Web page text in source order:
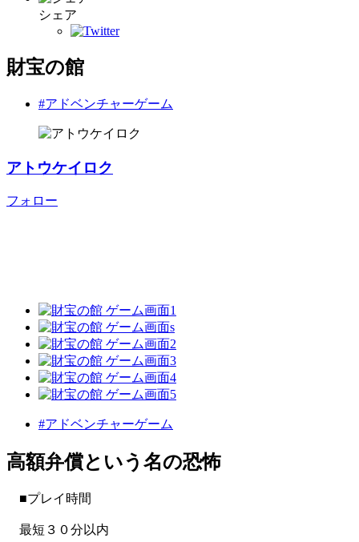
シェア
財宝の館
#アドベンチャーゲーム
アトウケイロク
フォロー
#アドベンチャーゲーム
高額弁償という名の恐怖
■プレイ時間
最短３０分以内